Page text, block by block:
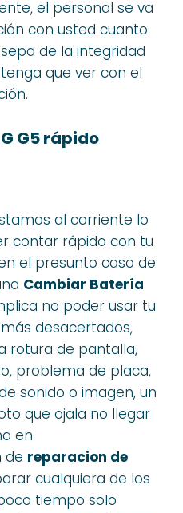
el personal se va
con usted cuanto
de la integridad
que ver con el
G5 rápido
al corriente lo
contar rápido con tu
el presunto caso de
Cambiar Batería
no poder usar tu
desacertados,
rotura de pantalla,
problema de placa,
sonido o imagen, un
que ojala no llegar
en
de reparacion de
cualquiera de los
tiempo solo